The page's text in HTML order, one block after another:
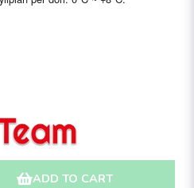
ADD TO CART